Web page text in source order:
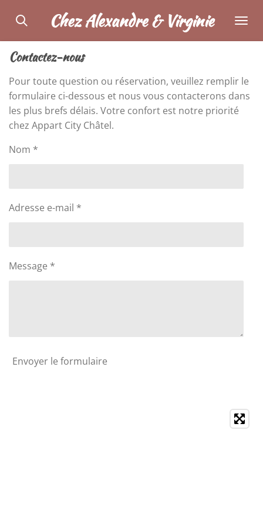
Passer
contenu
principal
Chez Alexandre & Virginie
Contactez-nous
Pour toute question ou réservation, veuillez remplir le
formulaire ci-dessous et nous vous contacterons dans
les plus brefs délais. Votre confort est notre priorité
chez Appart City Châtel.
Nom *
Adresse e-mail *
Message *
Envoyer le formulaire